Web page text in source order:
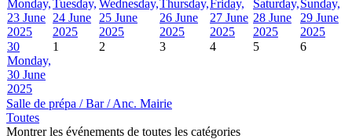
Monday,
23 June
2025
Tuesday,
24 June
2025
Wednesday,
25 June
2025
Thursday,
26 June
2025
Friday,
27 June
2025
Saturday,
28 June
2025
Sunday,
29 June
2025
30
Monday,
30 June
2025
1 2 3 4 5 6
Salle de prépa / Bar / Anc. Mairie
Toutes
Montrer les événements de toutes les catégories